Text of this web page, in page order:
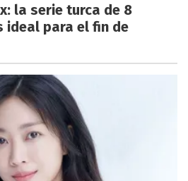
la serie turca de 8
ideal para el fin de